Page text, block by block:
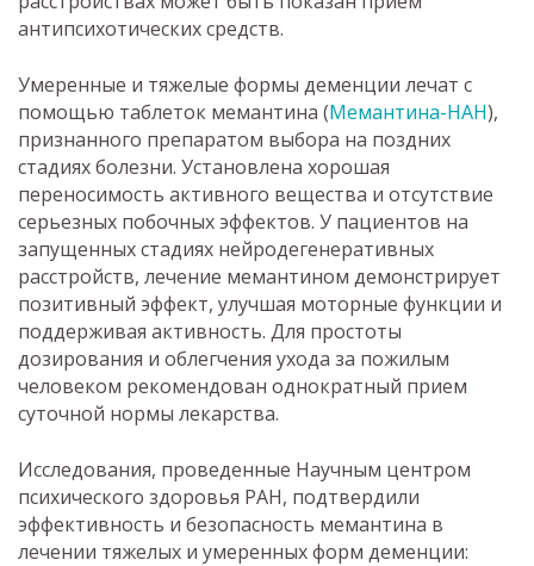
антипсихотических средств.
Умеренные и тяжелые формы деменции лечат с
помощью таблеток мемантина (Мемантина-НАН),
признанного препаратом выбора на поздних
стадиях болезни. Установлена хорошая
переносимость активного вещества и отсутствие
серьезных побочных эффектов. У пациентов на
запущенных стадиях нейродегенеративных
расстройств, лечение мемантином демонстрирует
позитивный эффект, улучшая моторные функции и
поддерживая активность. Для простоты
дозирования и облегчения ухода за пожилым
человеком рекомендован однократный прием
суточной нормы лекарства.
Исследования, проведенные Научным центром
психического здоровья РАН, подтвердили
эффективность и безопасность мемантина в
лечении тяжелых и умеренных форм деменции: